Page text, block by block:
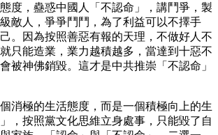
度，蠱惑中國人「不認命」，講鬥爭，製
敵人，爭爭鬥鬥，為了利益可以不擇手
。因為按照善惡有報的天理，不做好人不
只能造業，業力越積越多，當達到十惡不
被神佛銷毀。這才是中共推崇「不認命」
個消極的生活態度，而是一個積極向上的生
，按照黨文化思維立身處事，只能毀了自